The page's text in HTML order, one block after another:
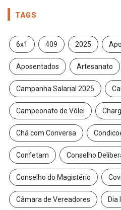
TAGS
6x1 409 2025
Aposentados Artesanato
Campanha Salarial 2025
Campeonato de Vôlei
Chá com Conversa
Confetam Conselho
Conselho do Magistério
Câmara de Vereadores Dia